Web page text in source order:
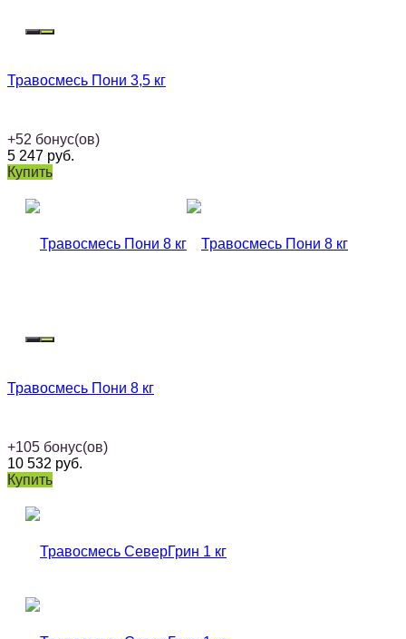
Травосмесь Пони 3,5 кг
+52 бонус(ов)
5 247 руб.
Купить
Травосмесь Пони 8 кг
+105 бонус(ов)
10 532 руб.
Купить